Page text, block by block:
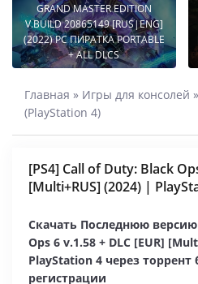
GRAND MASTER EDITION
V.BUILD 20865149 [RUS|ENG]
(2022) PC ПИРАТКА PORTABLE
+ ALL DLCS
Главная » Игры для консолей »
(PlayStation 4)
[PS4] Call of Duty: Black
[Multi+RUS] (2024) |
Скачать Последнюю версию
Ops 6 v.1.58 + DLC [EUR]
PlayStation 4 через торрент
регистрации